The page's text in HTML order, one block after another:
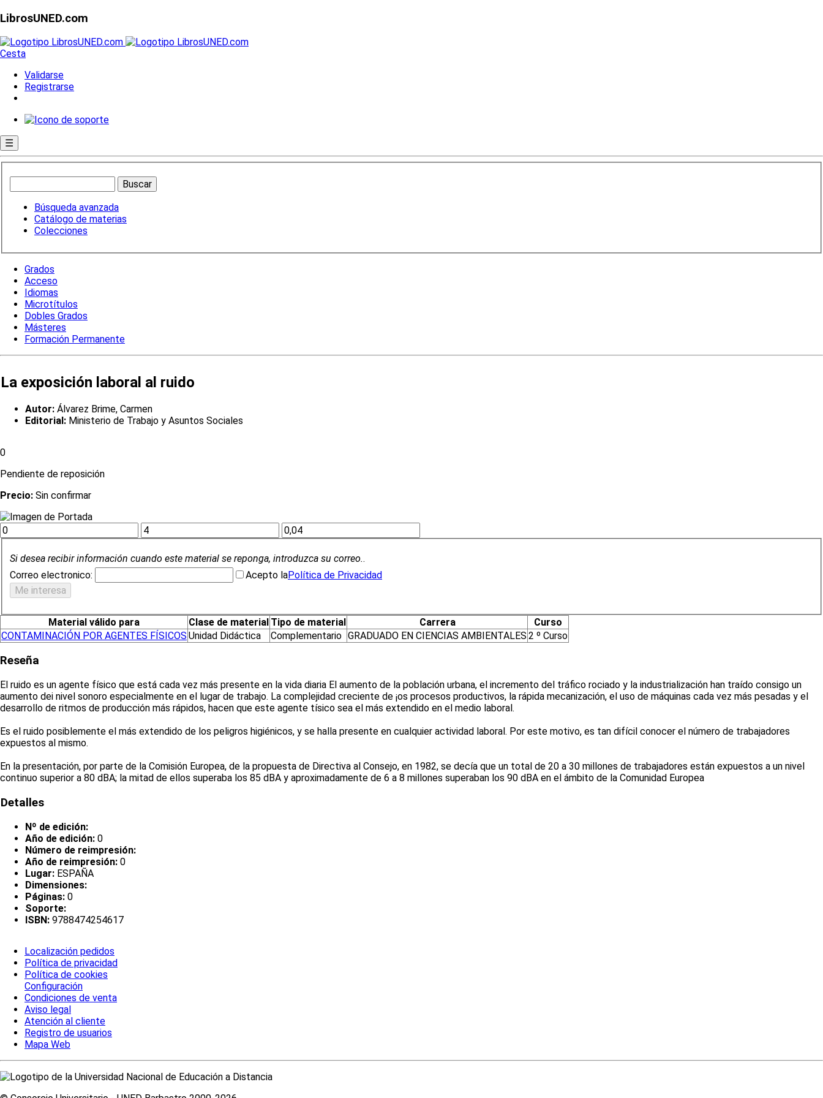
LibrosUNED.com
Cesta
Validarse
Registrarse
☰
Búsqueda avanzada
Catálogo de materias
Colecciones
Grados
Acceso
Idiomas
Microtítulos
Dobles Grados
Másteres
Formación Permanente
La exposición laboral al ruido
Autor: Álvarez Brime, Carmen
Editorial: Ministerio de Trabajo y Asuntos Sociales
0
Pendiente de reposición
Precio: Sin confirmar
Si desea recibir información cuando este material se reponga, introduzca su correo..
Correo electronico:
Acepto laPolítica de Privacidad
Material válido para Clase de material Tipo de material Carrera
Curso
CONTAMINACIÓN POR AGENTES FÍSICOS Unidad Didáctica Complementario GRADUADO EN CIENCIAS AMBIENTALES 2 º Curso
Reseña
El ruido es un agente físico que está cada vez más presente en la vida diaria El aumento de la población urbana, el incremento del tráfico rociado y la industrialización han traído consigo un
aumento dei nivel sonoro especialmente en el lugar de trabajo. La complejidad creciente de ¡os procesos productivos, la rápida mecanización, el uso de máquinas cada vez más pesadas y el
desarrollo de ritmos de producción más rápidos, hacen que este agente tísico sea el más extendido en el medio laboral.
Es el ruido posiblemente el más extendido de los peligros higiénicos, y se halla presente en cualquier actividad laboral. Por este motivo, es tan difícil conocer el número de trabajadores
expuestos al mismo.
En la presentación, por parte de la Comisión Europea, de la propuesta de Directiva al Consejo, en 1982, se decía que un total de 20 a 30 millones de trabajadores están expuestos a un nivel
continuo superior a 80 dBA; la mitad de ellos superaba los 85 dBA y aproximadamente de 6 a 8 millones superaban los 90 dBA en el ámbito de la Comunidad Europea
Detalles
Nº de edición:
Año de edición: 0
Número de reimpresión:
Año de reimpresión: 0
Lugar: ESPAÑA
Dimensiones:
Páginas: 0
Soporte:
ISBN: 9788474254617
Localización pedidos
Política de privacidad
Política de cookies
Configuración
Condiciones de venta
Aviso legal
Atención al cliente
Registro de usuarios
Mapa Web